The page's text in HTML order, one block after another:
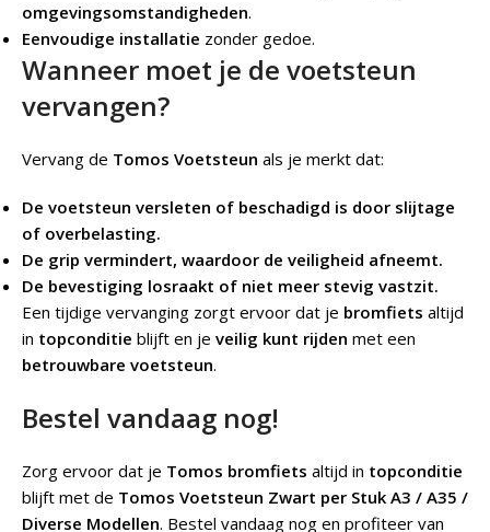
omgevingsomstandigheden.
Eenvoudige installatie zonder gedoe.
Wanneer moet je de voetsteun
vervangen?
Vervang de Tomos Voetsteun als je merkt dat:
De voetsteun versleten of beschadigd is door slijtage
of overbelasting.
De grip vermindert, waardoor de veiligheid afneemt.
De bevestiging losraakt of niet meer stevig vastzit.
Een tijdige vervanging zorgt ervoor dat je bromfiets altijd
in topconditie blijft en je veilig kunt rijden met een
betrouwbare voetsteun.
Bestel vandaag nog!
Zorg ervoor dat je Tomos bromfiets altijd in topconditie
blijft met de Tomos Voetsteun Zwart per Stuk A3 / A35 /
Diverse Modellen. Bestel vandaag nog en profiteer van